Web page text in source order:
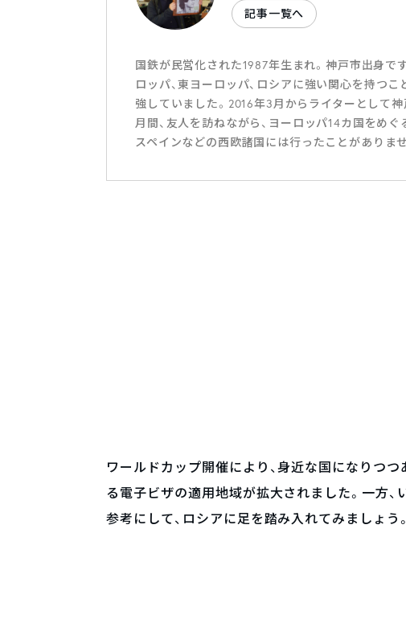
記事一覧へ
国鉄が民営化された1987年生まれ。神戸市出身で
ロッパ、東ヨーロッパ、ロシアに強い関心を持つ
強していました。2016年3月からライターとして
月間、友人を訪ねながら、ヨーロッパ14カ国をめぐ
スペインなどの西欧諸国には行ったことがありませ
ワールドカップ開催により、身近な国になりつ
る電子ビザの適用地域が拡大されました。一方、
参考にして、ロシアに足を踏み入れてみましょう。